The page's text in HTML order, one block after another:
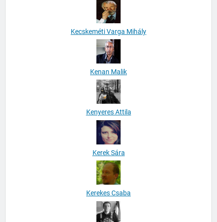
Kecskeméti Varga Mihály
Kenan Malik
Kenyeres Attila
Kerek Sára
Kerekes Csaba